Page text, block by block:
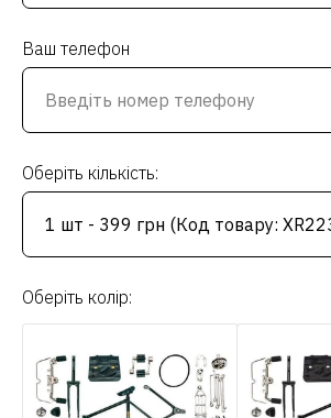
Ваш телефон
Оберіть кількість:
Оберіть колір: